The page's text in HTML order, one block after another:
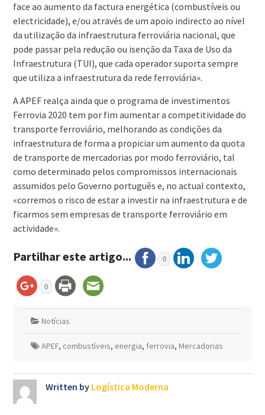
face ao aumento da factura energética (combustíveis ou
electricidade), e/ou através de um apoio indirecto ao nível
da utilização da infraestrutura ferroviária nacional, que
pode passar pela redução ou isenção da Taxa de Uso da
Infraestrutura (TUI), que cada operador suporta sempre
que utiliza a infraestrutura da rede ferroviária».
A APEF realça ainda que o programa de investimentos
Ferrovia 2020 tem por fim aumentar a competitividade do
transporte ferroviário, melhorando as condições da
infraestrutura de forma a propiciar um aumento da quota
de transporte de mercadorias por modo ferroviário, tal
como determinado pelos compromissos internacionais
assumidos pelo Governo português e, no actual contexto,
«corremos o risco de estar a investir na infraestrutura e de
ficarmos sem empresas de transporte ferroviário em
actividade».
Partilhar este artigo... 0
0
Notícias
APEF, combustíveis, energia, ferrovia, Mercadorias
Written by Logística Moderna